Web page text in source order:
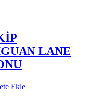
LANE
Ekle